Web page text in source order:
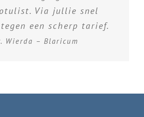
Via jullie snel
een scherp tarief.
Wierda – Blaricum